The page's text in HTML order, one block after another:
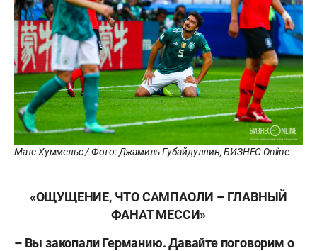
Матс Хуммельс / Фото: Джамиль Губайдуллин, БИЗНЕС Online
«ОЩУЩЕНИЕ, ЧТО САМПАОЛИ – ГЛАВНЫЙ
ФАНАТ МЕССИ»
– Вы закопали Германию. Давайте поговорим о